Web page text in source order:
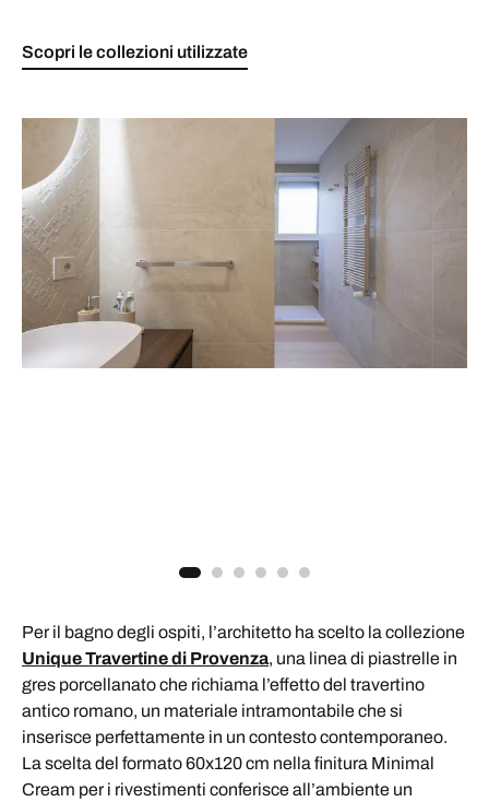
Scopri le collezioni utilizzate
Per il bagno degli ospiti, l’architetto ha scelto la collezione
Unique Travertine di Provenza, una linea di piastrelle in
gres porcellanato che richiama l’effetto del travertino
antico romano, un materiale intramontabile che si
inserisce perfettamente in un contesto contemporaneo.
La scelta del formato 60x120 cm nella finitura Minimal
Cream per i rivestimenti conferisce all’ambiente un